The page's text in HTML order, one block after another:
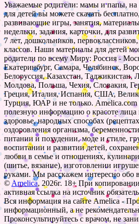
Уважаемые родители: мамы и папы, на
для детей вы можете скачать
развивающие игры, занятия,
недельки, задания, карточки, для
7 лет, дошкольников,
классов. Наши материалы для детей
родители по всему Миру: Россия -
Екатеринбург, Самара, Челябинск,
Белоруссия, Казахстан, Таджикистан,
Молдова, Польша, Чехия, Словакия,
Греция, Италия, Испания, США,
Турция, ЮАР и не только.
полезную информацию о красоте лица
здоровье, народных способах
оздоровления организма,
питании и похудении, моде и стиле,
воспитании и развитии детей,
любви в семье и отношениях,
(шитье, вязание), изготовлении
руками. Мы расскажем интересно обо
© Amelica, 2026г. 18+ При
активная ссылка на источник
Вся информация на сайте Amelica -
информационный, а не
Проконсультируйтесь с врачом, не